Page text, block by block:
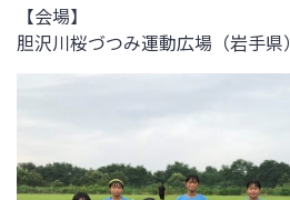
【会場】
胆沢川桜づつみ運動広場（岩手県）